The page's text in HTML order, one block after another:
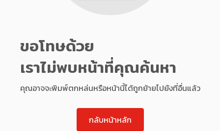
ขอโทษด้วย
เราไม่พบหน้าที่คุณค้นหา
คุณอาจจะพิมพ์ตกหล่นหรือหน้านี้ได้ถูกย้ายไปยังที่อื่นแล้ว
กลับหน้าหลัก